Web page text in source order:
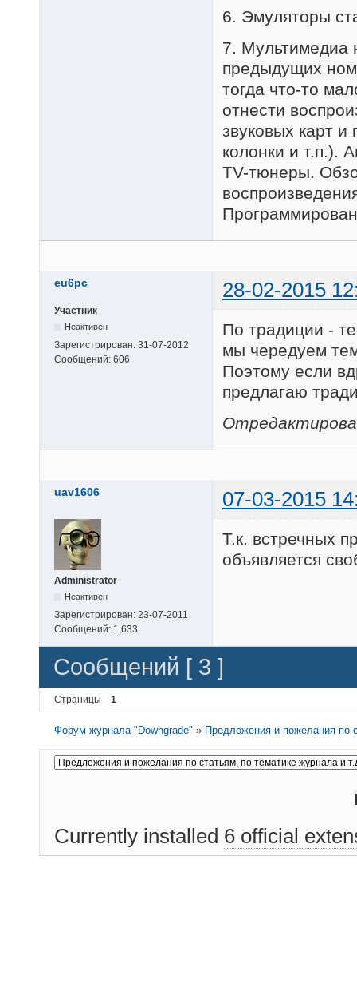
6. Эмуляторы
7. Мультимедиа
предыдущих
тогда что-то
отнести
звуковых карт
колонки и т.п.).
TV-тюнеры.
eu6pc 28-02-2015
Участник
Неактивен
Зарегистрирован: 31-07-2012
Сообщений: 606
По традиции -
мы чередуем
Поэтому если
предлагаю
uav1606 07-03-2015
Administrator
Неактивен
Зарегистрирован: 23-07-2011
Сообщений: 1,633
Т.к. встречных
объявляется
Сообщений [ 3 ]
Страницы 1
Форум журнала "Downgrade" » Предложения и пожелания по
Currently installed 6 official